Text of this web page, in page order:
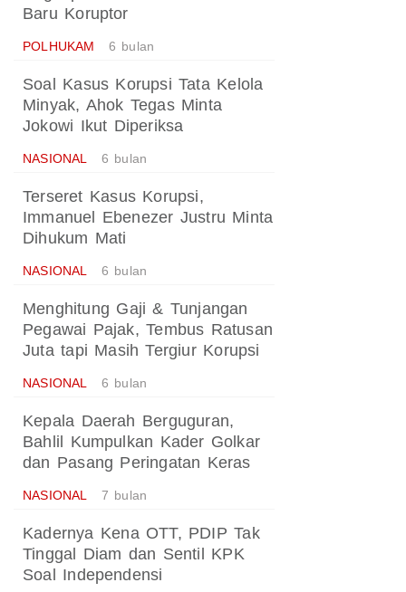
Baru Koruptor
POLHUKAM 6 bulan
Soal Kasus Korupsi Tata Kelola
Minyak, Ahok Tegas Minta
Jokowi Ikut Diperiksa
NASIONAL 6 bulan
Terseret Kasus Korupsi,
Immanuel Ebenezer Justru Minta
Dihukum Mati
NASIONAL 6 bulan
Menghitung Gaji & Tunjangan
Pegawai Pajak, Tembus Ratusan
Juta tapi Masih Tergiur Korupsi
NASIONAL 6 bulan
Kepala Daerah Berguguran,
Bahlil Kumpulkan Kader Golkar
dan Pasang Peringatan Keras
NASIONAL 7 bulan
Kadernya Kena OTT, PDIP Tak
Tinggal Diam dan Sentil KPK
Soal Independensi